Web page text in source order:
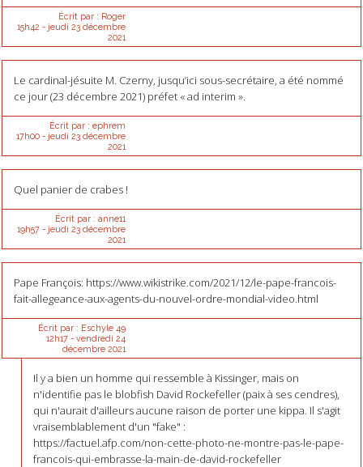
Écrit par : Roger
15h42 - jeudi 23 décembre
2021
Le cardinal-jésuite M. Czerny, jusqu’ici sous-secrétaire, a été nommé
ce jour (23 décembre 2021) préfet « ad interim ».
Écrit par : ephrem
17h00- jeudi 23 décembre
2021
Quel panier de crabes !
Écrit par : anne11
19h57- jeudi 23 décembre
2021
Pape François: https://www.wikistrike.com/2021/12/le-pape-francois-
fait-allegeance-aux-agents-du-nouvel-ordre-mondial-video.html
Écrit par : Eschyle 49
12h17- vendredi 24
décembre 2021
Il y a bien un homme qui ressemble à Kissinger, mais on
n'identifie pas le blobfish David Rockefeller (paix à ses cendres),
qui n'aurait d'ailleurs aucune raison de porter une kippa. Il s'agit
vraisemblablement d'un "fake" :
https://factuel.afp.com/non-cette-photo-ne-montre-pas-le-pape-
francois-qui-embrasse-la-main-de-david-rockefeller